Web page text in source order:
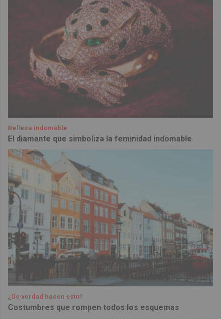
Belleza indomable
El diamante que simboliza la feminidad indomable
¿De verdad hacen esto?
Costumbres que rompen todos los esquemas